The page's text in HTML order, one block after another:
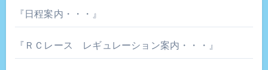
『日程案内・・・』
『ＲＣレース レギュレーション案内・・・』